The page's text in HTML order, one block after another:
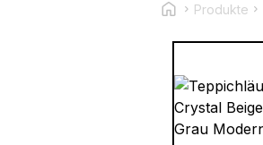
Produkte